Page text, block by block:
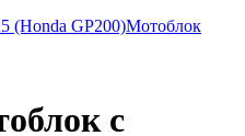
(Honda GP200)Мотоблок
с